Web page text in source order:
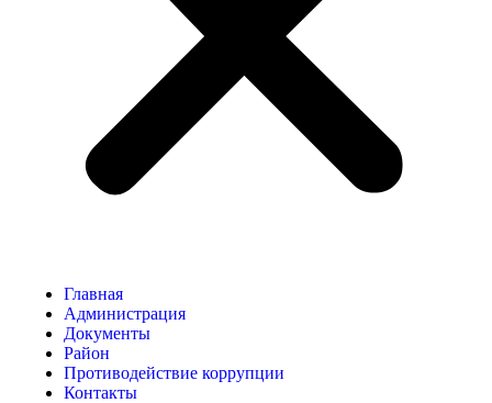
Главная
Администрация
Документы
Район
Противодействие коррупции
Контакты